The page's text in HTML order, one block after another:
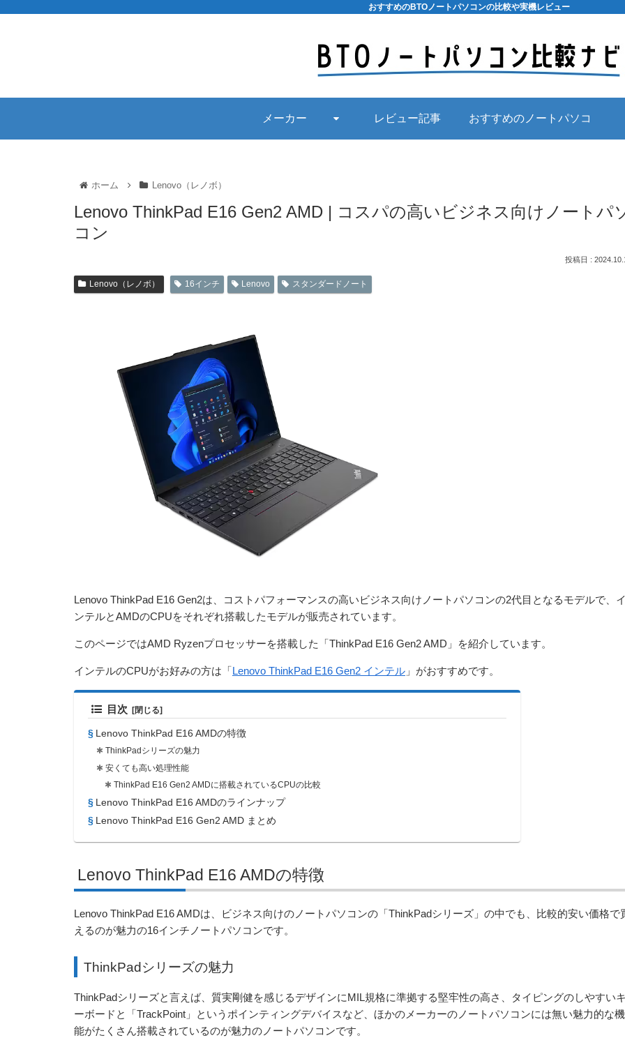
おすすめのBTOノートパソコンの比較や実機レビュー
メーカー レビュー記事 おすすめのノートパソコ
ホーム Lenovo（レノボ）
Lenovo ThinkPad E16 Gen2 AMD | コスパの高いビジネス向けノートパ
コン
Lenovo（レノボ） 16インチ Lenovo スタンダードノート
Lenovo ThinkPad E16 Gen2は、コストパフォーマンスの高いビジネス向けノートパソコンの2代目となるモデルで、イ
ンテルとAMDのCPUをそれぞれ搭載したモデルが販売されています。
このページではAMD Ryzenプロセッサーを搭載した「ThinkPad E16 Gen2 AMD」を紹介しています。
インテルのCPUがお好みの方は「Lenovo ThinkPad E16 Gen2 インテル 」がおすすめです。
目次
Lenovo ThinkPad E16 AMDの特徴
ThinkPadシリーズの魅力
安くても高い処理性能
ThinkPad E16 Gen2 AMDに搭載されているCPUの比較
Lenovo ThinkPad E16 AMDのラインナップ
Lenovo ThinkPad E16 Gen2 AMD まとめ
Lenovo ThinkPad E16 AMDの特徴
Lenovo ThinkPad E16 AMDは、ビジネス向けのノートパソコンの「ThinkPadシリーズ」の中でも、比較的安い価格で
えるのが魅力の16インチノートパソコンです。
ThinkPadシリーズの魅力
ThinkPadシリーズと言えば、質実剛健を感じるデザインにMIL規格に準拠する堅牢性の高さ、タイピングのしやすいキ
ーボードと「TrackPoint」というポインティングデバイスなど、ほかのメーカーのノートパソコンには無い魅力的な機
能がたくさん搭載されているのが魅力のノートパソコンです。